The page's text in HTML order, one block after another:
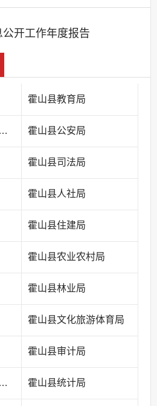
开工作年度报告
霍山县教育局
霍山县科技工业信息化局 霍山县公安局
霍山县司法局
霍山县人社局
霍山县住建局
霍山县农业农村局
霍山县林业局
霍山县文化旅游体育局
霍山县审计局
霍山县自然资源和规划局 霍山县统计局